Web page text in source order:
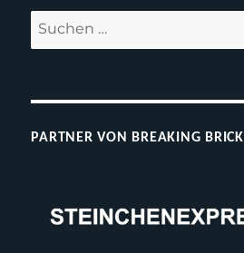
Suchen
nach:
PARTNER VON BREAKING BRICK